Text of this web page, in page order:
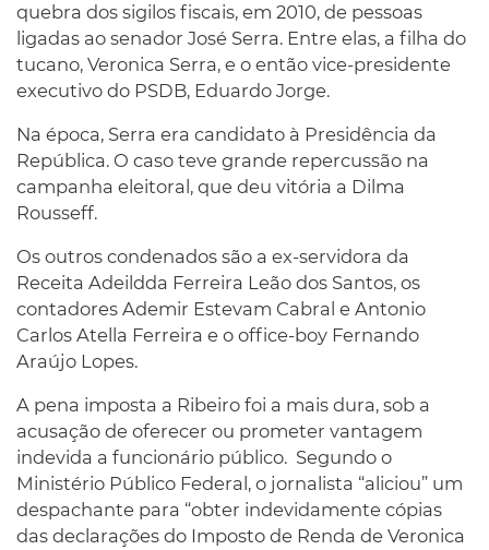
quebra dos sigilos fiscais, em 2010, de pessoas
ligadas ao senador José Serra. Entre elas, a filha do
tucano, Veronica Serra, e o então vice-presidente
executivo do PSDB, Eduardo Jorge.
Na época, Serra era candidato à Presidência da
República. O caso teve grande repercussão na
campanha eleitoral, que deu vitória a Dilma
Rousseff.
Os outros condenados são a ex-servidora da
Receita Adeildda Ferreira Leão dos Santos, os
contadores Ademir Estevam Cabral e Antonio
Carlos Atella Ferreira e o office-boy Fernando
Araújo Lopes.
A pena imposta a Ribeiro foi a mais dura, sob a
acusação de oferecer ou prometer vantagem
indevida a funcionário público. Segundo o
Ministério Público Federal, o jornalista “aliciou” um
despachante para “obter indevidamente cópias
das declarações do Imposto de Renda de Veronica